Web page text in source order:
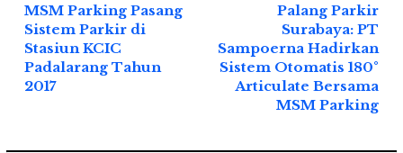
MSM Parking Pasang
Sistem Parkir di
Stasiun KCIC
Padalarang Tahun
2017
Palang Parkir
Surabaya: PT
Sampoerna Hadirkan
Sistem Otomatis 180°
Articulate Bersama
MSM Parking